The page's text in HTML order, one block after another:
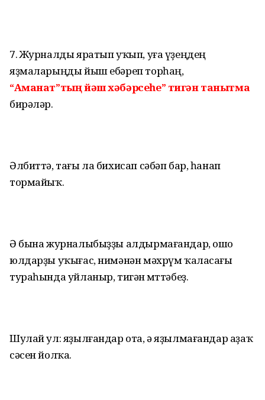
7. Журналды яратып уҡып, уға үҙеңдең
яҙмаларыңды йыш ебәреп торһаң,
“Аманат”тың йәш хәбәрсеһе” тигән танытма
бирәләр.
Әлбиттә, тағы ла бихисап сәбәп бар, һанап
тормайыҡ.
Ә бына журналыбыҙҙы алдырмағандар, ошо
юлдарҙы уҡығас, нимәнән мәхрүм ҡаласағы
тураһында уйланыр, тигән өмөттәбеҙ.
Шулай ул: яҙылғандар ота, ә яҙылмағандар аҙаҡ
сәсен йолҡа.